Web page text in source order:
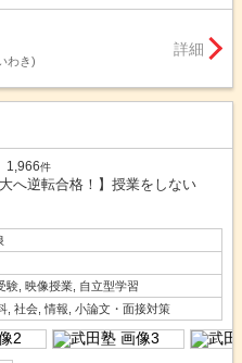
わき)
詳細
1,966件
へ逆転合格！】授業をしない
験, 映像授業, 自立型学習
, 社会, 情報, 小論文・面接対策